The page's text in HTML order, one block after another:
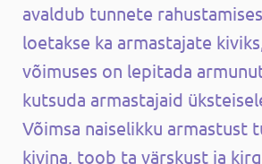
avaldub tunnete
loetakse ka armastajate
võimuses on lepitada
kutsuda armastajaid
Võimsa naiselikku armastust
kivina, toob ta värskust ja